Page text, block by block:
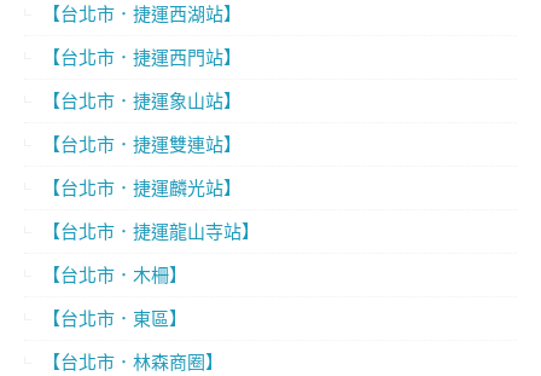
【台北市．捷運西湖站】
【台北市．捷運西門站】
【台北市．捷運象山站】
【台北市．捷運雙連站】
【台北市．捷運麟光站】
【台北市．捷運龍山寺站】
【台北市．木柵】
【台北市．東區】
【台北市．林森商圈】